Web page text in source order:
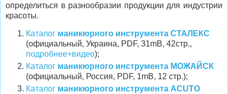
определиться в разнообразии продукции для индустрии
красоты.
Каталог маникюрного инструмента СТАЛЕКС
(официальный, Украина, PDF, 31mB, 42стр.,
подробнее+видео);
Каталог маникюрного инструмента МОЖАЙСК
(официальный, Россия, PDF, 1mB, 12 стр.);
Каталог маникюрного инструмента ACUTO